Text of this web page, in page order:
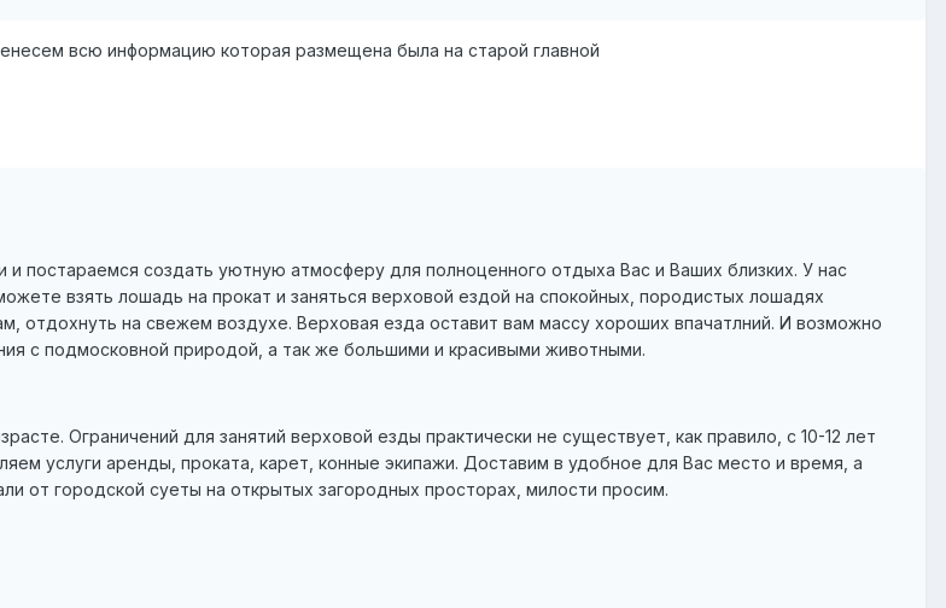
всю информацию которая размещена была на старой главной
постараемся создать уютную атмосферу для полноценного отдыха Вас и Ваших близких. У нас
взять лошадь на прокат и заняться верховой ездой на спокойных, породистых лошадях
отдохнуть на свежем воздухе. Верховая езда оставит вам массу хороших впачатлний. И возможно
с подмосковной природой, а так же большими и красивыми животными.
Ограничений для занятий верховой езды практически не существует, как правило, с 10-12 лет
услуги аренды, проката, карет, конные экипажи. Доставим в удобное для Вас место и время, а
от городской суеты на открытых загородных просторах, милости просим.